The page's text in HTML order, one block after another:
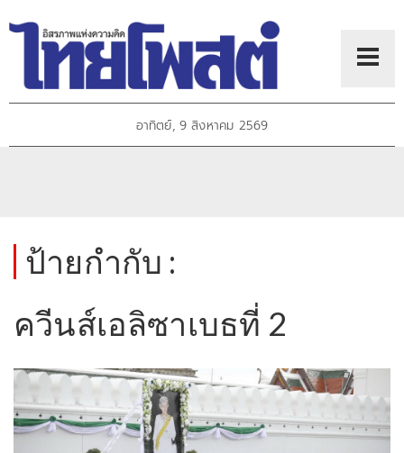
อาทิตย์, 9 สิงหาคม 2569
ป้ายกำกับ :
ควีนส์เอลิซาเบธที่ 2